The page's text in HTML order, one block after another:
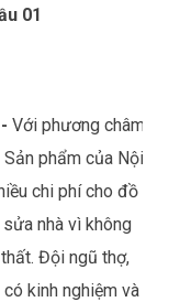
01
Với phương châm
phẩm của Nội
chi phí cho đồ
nhà vì không
Đội ngũ thợ,
kinh nghiệm và